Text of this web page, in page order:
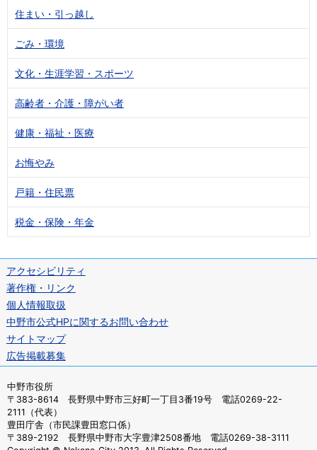
住まい・引っ越し
ごみ・環境
文化・生涯学習・スポーツ
高齢者・介護・障がい者
健康・福祉・医療
お悔やみ
戸籍・住民票
税金・保険・年金
アクセシビリティ
著作権・リンク
個人情報取扱
中野市公式HPに関するお問い合わせ
サイトマップ
広告掲載募集
中野市役所
〒383-8614 長野県中野市三好町一丁目3番19号 電話0269-22-
2111（代表）
豊田庁舎（市民課豊田窓口係）
〒389-2192 長野県中野市大字豊津2508番地 電話0269-38-3111